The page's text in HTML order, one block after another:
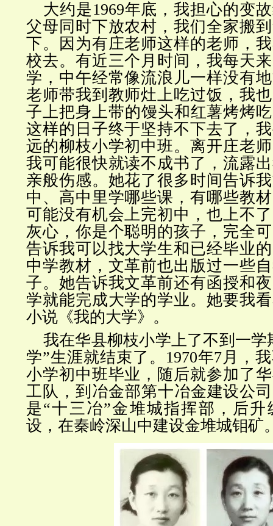
大约是1969年底，我担心的变
父母同时下放农村，我们全家搬
下。因为有庄老师这样的老师，
校去。有近三个月时间，我每天
学，中午经常像流浪儿一样没有
老师带我到教师灶上吃过饭，我
子上把身上带的馒头和红薯烤烤
这样的日子终于坚持不下去了，
远的柳枝小学初中班。离开庄老
我可能很快就读不成书了，流露
亲般伤感。她花了很多时间告诉
中、高中里学哪些课，有哪些教
可能没有机会上完初中，也上不
灰心，你是个聪明的孩子，完全
告诉我可以找大学生和已经毕业
中学教材，文革前也出版过一些
子。她告诉我文革前还有函授和
学就能完成大学的学业。她要我
小说《我的大学》。
我在华县柳枝小学上了不到一学
学”生涯就结束了。1970年7月，
小学初中班毕业，随后就参加了
工队，到冶金部第十冶金建设公
是“十三冶”金堆城指挥部，后
设，在秦岭深山中建设金堆城钼矿